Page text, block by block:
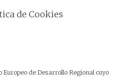
de Cookies
de Desarrollo Regional cuyo